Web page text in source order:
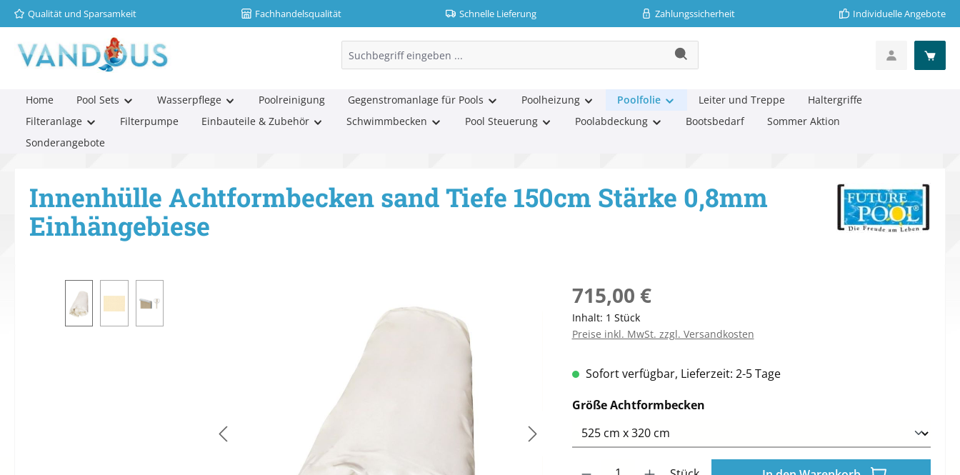
Hauptinhalt springen
Zur Suche springen
Zur Hauptnavigation springen
Qualität und Sparsamkeit Fachhandelsqualität Schnelle Lieferung Zahlungssicherheit Individuelle Angebote
Home Pool Sets Wasserpflege Poolreinigung Gegenstromanlage für Pools Poolheizung Poolfolie Leiter und Treppe
Haltergriffe
Filteranlage
Filterpumpe Einbauteile & Zubehör Schwimmbecken Pool Steuerung Poolabdeckung Bootsbedarf
Sommer Aktion
Sonderangebote
Innenhülle Achtformbecken sand Tiefe 150cm Stärke 0,8mm
Einhängebiese
Bildergalerie überspringen Regulärer Preis:
715,00 €
Inhalt: 1 Stück
Preise inkl. MwSt. zzgl. Versandkosten
Sofort verfügbar, Lieferzeit: 2-5 Tage
Größe Achtformbeckenauswählen
Produkt Anzahl: Gib den gewünschten Wert ein oder benutze die